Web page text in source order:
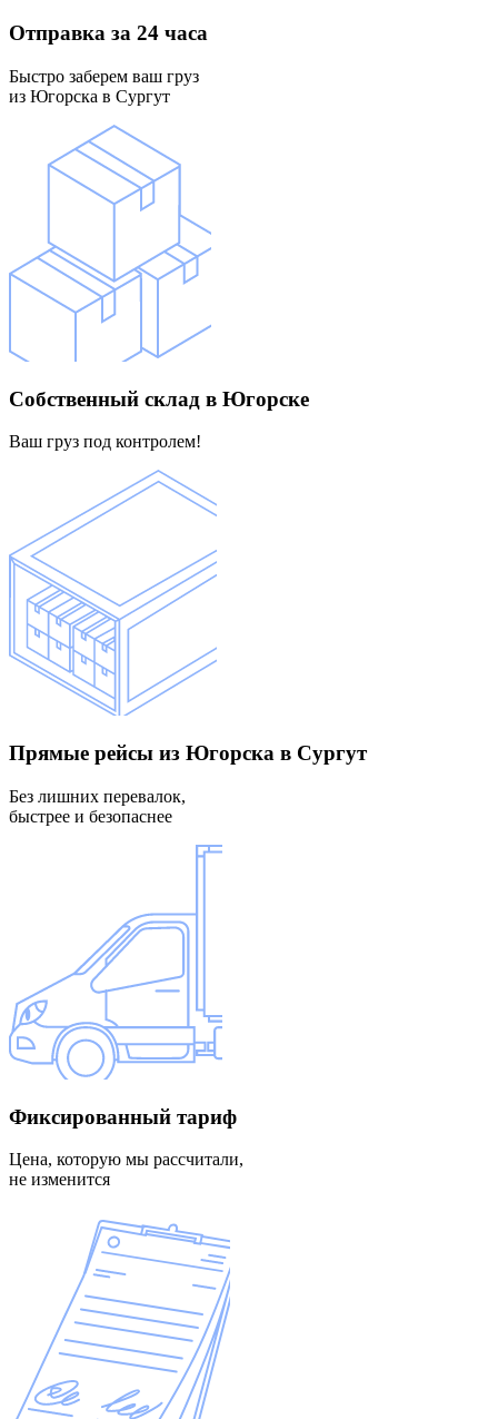
Отправка за 24 часа
Быстро заберем ваш груз
из Югорска в Сургут
Собственный склад в Югорске
Ваш груз под контролем!
Прямые рейсы из Югорска в Сургут
Без лишних перевалок,
быстрее и безопаснее
Фиксированный тариф
Цена, которую мы рассчитали,
не изменится